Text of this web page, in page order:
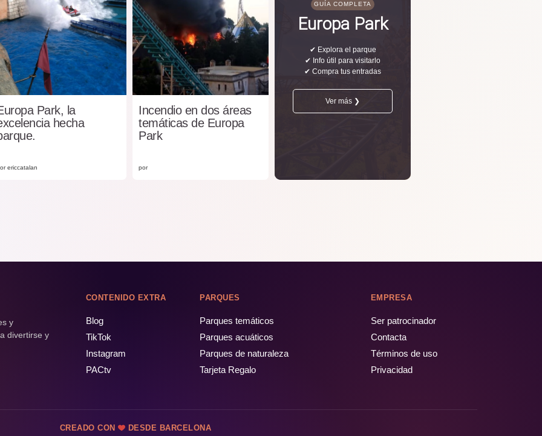
Park, la
hecha
ericcatalan
Incendio en dos áreas
temáticas de Europa
Park
por
GUÍA COMPLETA
Europa Park
✔ Explora el parque
✔ Info útil para visitarlo
✔ Compra tus entradas
Ver más ❯
y
divertirse y
CONTENIDO EXTRA
Blog
TikTok
Instagram
PACtv
PARQUES
Parques temáticos
Parques acuáticos
Parques de naturaleza
Tarjeta Regalo
EMPRESA
Ser patrocinador
Contacta
Términos de uso
Privacidad
CREADO CON DESDE BARCELONA